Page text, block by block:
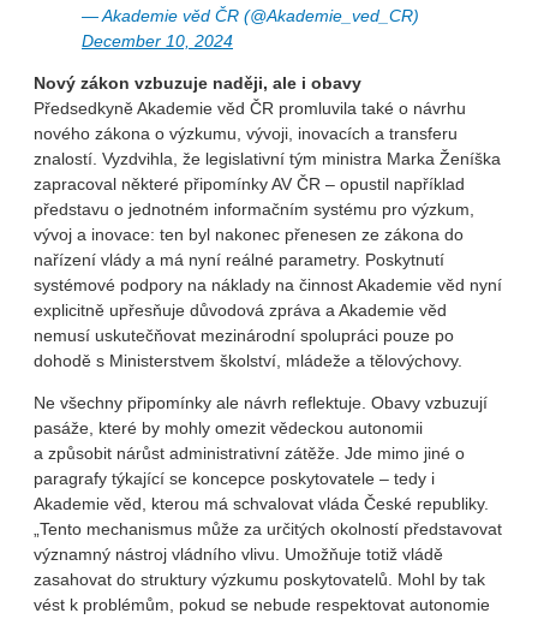
— Akademie věd ČR (@Akademie_ved_CR)
December 10, 2024
Nový zákon vzbuzuje naději, ale i obavy
Předsedkyně Akademie věd ČR promluvila také o návrhu
nového zákona o výzkumu, vývoji, inovacích a transferu
znalostí. Vyzdvihla, že legislativní tým ministra Marka Ženíška
zapracoval některé připomínky AV ČR – opustil například
představu o jednotném informačním systému pro výzkum,
vývoj a inovace: ten byl nakonec přenesen ze zákona do
nařízení vlády a má nyní reálné parametry. Poskytnutí
systémové podpory na náklady na činnost Akademie věd nyní
explicitně upřesňuje důvodová zpráva a Akademie věd
nemusí uskutečňovat mezinárodní spolupráci pouze po
dohodě s Ministerstvem školství, mládeže a tělovýchovy.
Ne všechny připomínky ale návrh reflektuje. Obavy vzbuzují
pasáže, které by mohly omezit vědeckou autonomii
a způsobit nárůst administrativní zátěže. Jde mimo jiné o
paragrafy týkající se koncepce poskytovatele – tedy i
Akademie věd, kterou má schvalovat vláda České republiky.
„Tento mechanismus může za určitých okolností představovat
významný nástroj vládního vlivu. Umožňuje totiž vládě
zasahovat do struktury výzkumu poskytovatelů. Mohl by tak
vést k problémům, pokud se nebude respektovat autonomie